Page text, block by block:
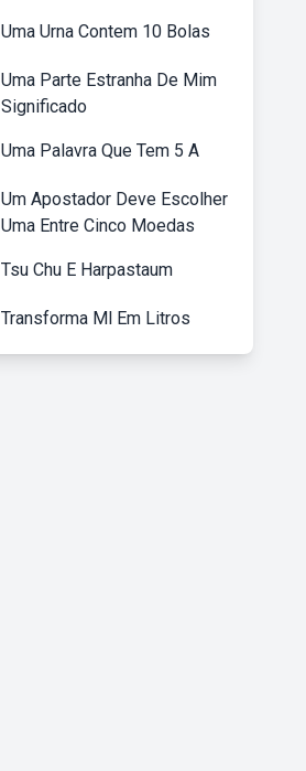
Uma Urna Contem 10 Bolas
Uma Parte Estranha De Mim
Significado
Uma Palavra Que Tem 5 A
Um Apostador Deve Escolher
Uma Entre Cinco Moedas
Tsu Chu E Harpastaum
Transforma Ml Em Litros